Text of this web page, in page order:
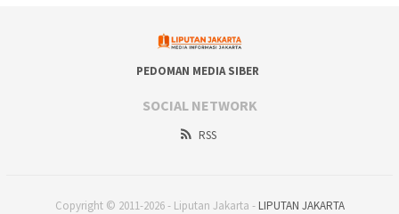
PEDOMAN MEDIA SIBER
SOCIAL NETWORK
RSS
Copyright © 2011-2026 - Liputan Jakarta - LIPUTAN JAKARTA